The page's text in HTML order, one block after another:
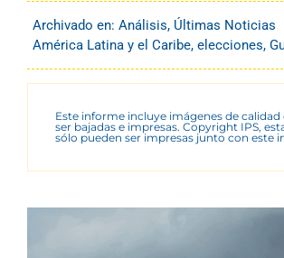
Archivado en: Análisis, Últimas Noticias
América Latina y el Caribe, elecciones,
Este informe incluye imágenes de calidad
ser bajadas e impresas. Copyright IPS,
sólo pueden ser impresas junto con este